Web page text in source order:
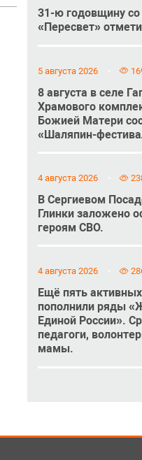
31-ю годовщину
«Пересвет»
5 августа 2026
8 августа в селе
Храмового
Божией Матери
«Шаляпин-
4 августа 2026
В Сергиевом
Глинки заложено
героям СВО.
4 августа 2026
Ещё пять
пополнили ряды
Единой России».
педагоги,
мамы.